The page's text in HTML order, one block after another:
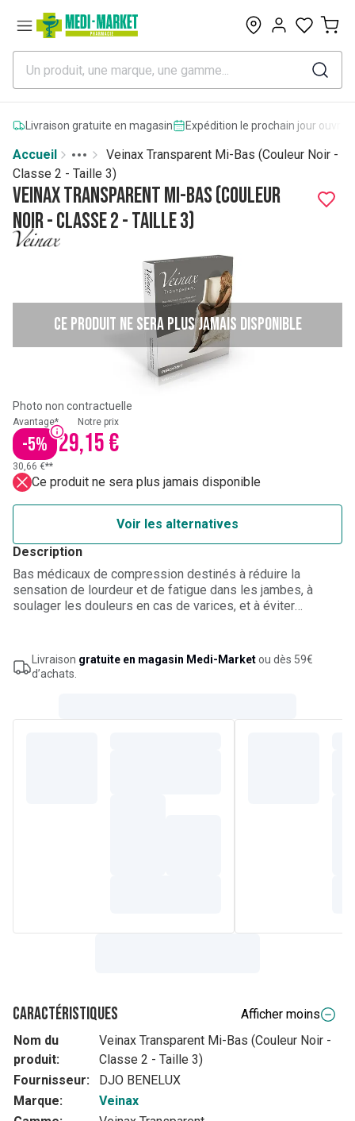
0
Livraison gratuite en magasin Expédition le prochain jour
Accueil
More
Toggle menu
Veinax Transparent Mi-Bas (Couleur Noir -
Classe 2 - Taille 3)
Veinax Transparent Mi-Bas (Couleur
Noir - Classe 2 - Taille 3)
Ce produit ne sera plus jamais disponible
Photo non contractuelle
Avantage*
-5%
Notre prix
29,15 €
30,66 €**
Ce produit ne sera plus jamais disponible
Voir les alternatives
Description
Bas médicaux de compression destinés à réduire la
sensation de lourdeur et de fatigue dans les jambes, à
soulager les douleurs en cas de varices, et à éviter
pour femmes. Couleur noir. Taille 3 (tour de cheville de 23 à
26 cm).
Livraison gratuite en magasin Medi-Marketou dès 59€
d’achats.
Caractéristiques
Afficher moins
Nom du
produit:
Veinax Transparent Mi-Bas (Couleur Noir -
Classe 2 - Taille 3)
Fournisseur:
DJO BENELUX
Marque:
Veinax